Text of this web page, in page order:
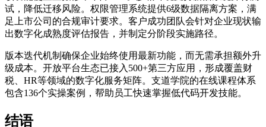
试，降低迁移风险。权限管理系统提供6级数据隔离方案，满
足上市公司的合规审计要求。客户成功团队会针对企业现状输
出数字化成熟度评估报告，并制定分阶段实施路径。
版本迭代机制确保企业始终使用最新功能，而无需承担额外升
级成本。开放平台生态已接入500+第三方应用，形成覆盖财
税、HR等领域的数字化服务矩阵。支道学院的在线课程体系
包含136个实操案例，帮助员工快速掌握低代码开发技能。
结语